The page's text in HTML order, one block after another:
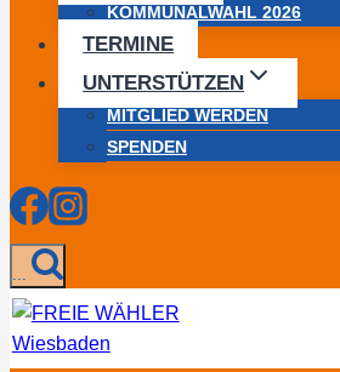
KOMMUNALWAHL 2026
TERMINE
UNTERSTÜTZEN
MITGLIED WERDEN
SPENDEN
...